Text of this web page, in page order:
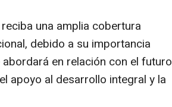
una amplia cobertura
debido a su importancia
en relación con el futuro
apoyo al desarrollo integral y la